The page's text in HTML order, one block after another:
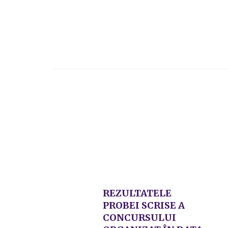
REZULTATELE
PROBEI SCRISE A
CONCURSULUI